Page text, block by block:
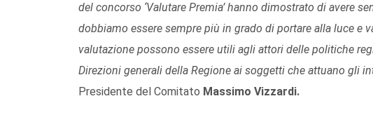
del concorso ‘Valutare Premia’ hanno dimostrato di avere
dobbiamo essere sempre più in grado di portare alla luce e
valutazione possono essere utili agli attori delle politiche
Direzioni generali della Regione ai soggetti che attuano gli
Presidente del Comitato Massimo Vizzardi.